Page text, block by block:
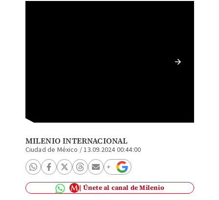
MILENIO INTERNACIONAL
Ciudad de México /13.09.2024 00:44:00
Únete al canal de Milenio